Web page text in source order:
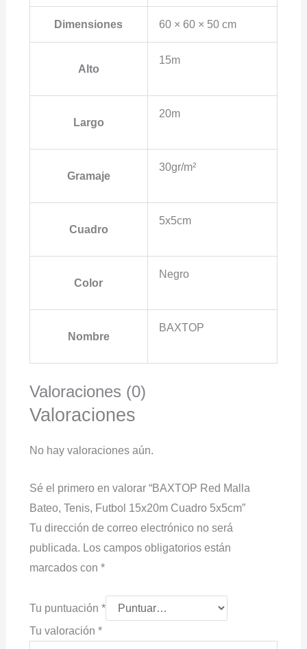
Dimensiones 60 × 60 × 50 cm
Alto
15m
Largo
20m
Gramaje
30gr/m²
Cuadro
5x5cm
Color
Negro
Nombre
BAXTOP
Valoraciones (0)
Valoraciones
No hay valoraciones aún.
Sé el primero en valorar “BAXTOP Red Malla
Bateo, Tenis, Futbol 15x20m Cuadro 5x5cm”
Tu dirección de correo electrónico no será
publicada. Los campos obligatorios están
marcados con *
Tu puntuación *
Tu valoración *